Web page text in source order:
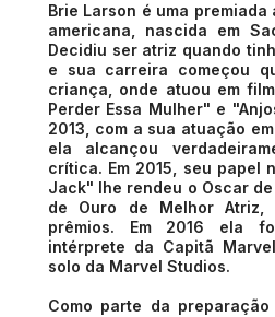
Brie Larson é uma
americana, nascida em
Decidiu ser atriz quando
e sua carreira começou
criança, onde atuou em
Perder Essa Mulher" e
2013, com a sua atuação
ela alcançou
crítica. Em 2015, seu papel
Jack" lhe rendeu o Oscar
de Ouro de Melhor Atriz,
prêmios. Em 2016 ela
intérprete da Capitã
solo da Marvel Studios.
Como parte da preparação